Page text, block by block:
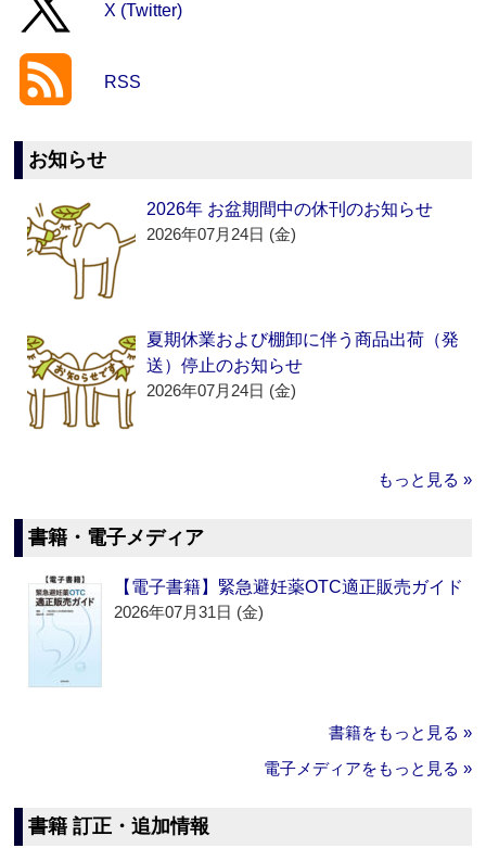
X (Twitter)
RSS
お知らせ
2026年 お盆期間中の休刊のお知らせ
2026年07月24日 (金)
夏期休業および棚卸に伴う商品出荷（発
送）停止のお知らせ
2026年07月24日 (金)
もっと見る »
書籍・電子メディア
【電子書籍】緊急避妊薬OTC適正販売ガイド
2026年07月31日 (金)
書籍をもっと見る »
電子メディアをもっと見る »
書籍 訂正・追加情報